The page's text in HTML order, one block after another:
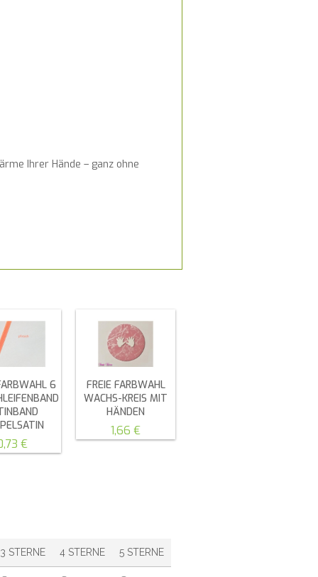
Ihrer Hände – ganz ohne
6
€
FREIE FARBWAHL
WACHS-KREIS MIT
HÄNDEN
1,66 €
3 STERNE 4 STERNE 5 STERNE